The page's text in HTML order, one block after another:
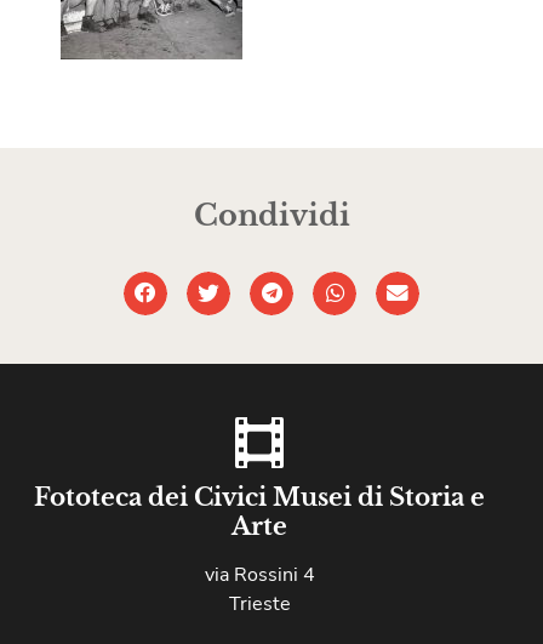
Condividi
Fototeca dei Civici Musei di Storia e
Arte
via Rossini 4
Trieste